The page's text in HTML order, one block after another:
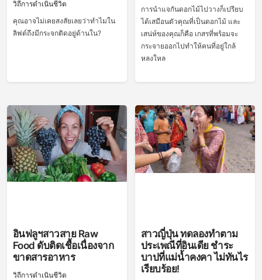
วิถีการดำเนินชีวิต
คุณอาจไม่เคยสงสัยเลยว่าทำไมใน
ลิฟต์ถึงมีกระจกติดอยู่ด้านใน?
การนำแจกันดอกไม้ไปวางก็เปรียบ
ได้เสมือนตัวคุณที่เป็นดอกไม้ และ
เสน่ห์ของคุณก็คือ เกสรที่พร้อมจะ
กระจายออกไปทำให้คนที่อยู่ใกล้
หลงใหล
อินฟลูฯสาวสาย Raw
Food ดับติดเชื้อเนื่องจาก
ขาดสารอาหาร
วิถีการดำเนินชีวิต
สาวญี่ปุ่น ทดลองทำตาม
ประเพณีที่อินเดีย ชำระ
บาปที่แม่น้ำคงคา ไม่ทันไร
เรียบร้อย!